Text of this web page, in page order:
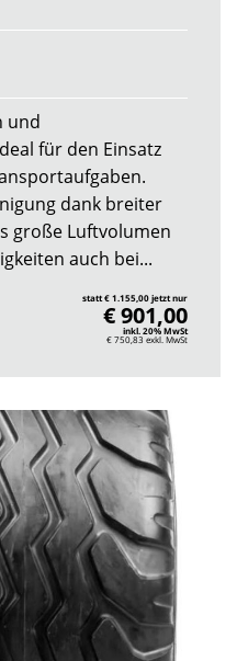
und
für den Einsatz
dank breiter
große Luftvolumen
auch bei...
statt € 1.155,00 jetzt nur
€ 901,00
inkl. 20% MwSt
€ 750,83 exkl. MwSt